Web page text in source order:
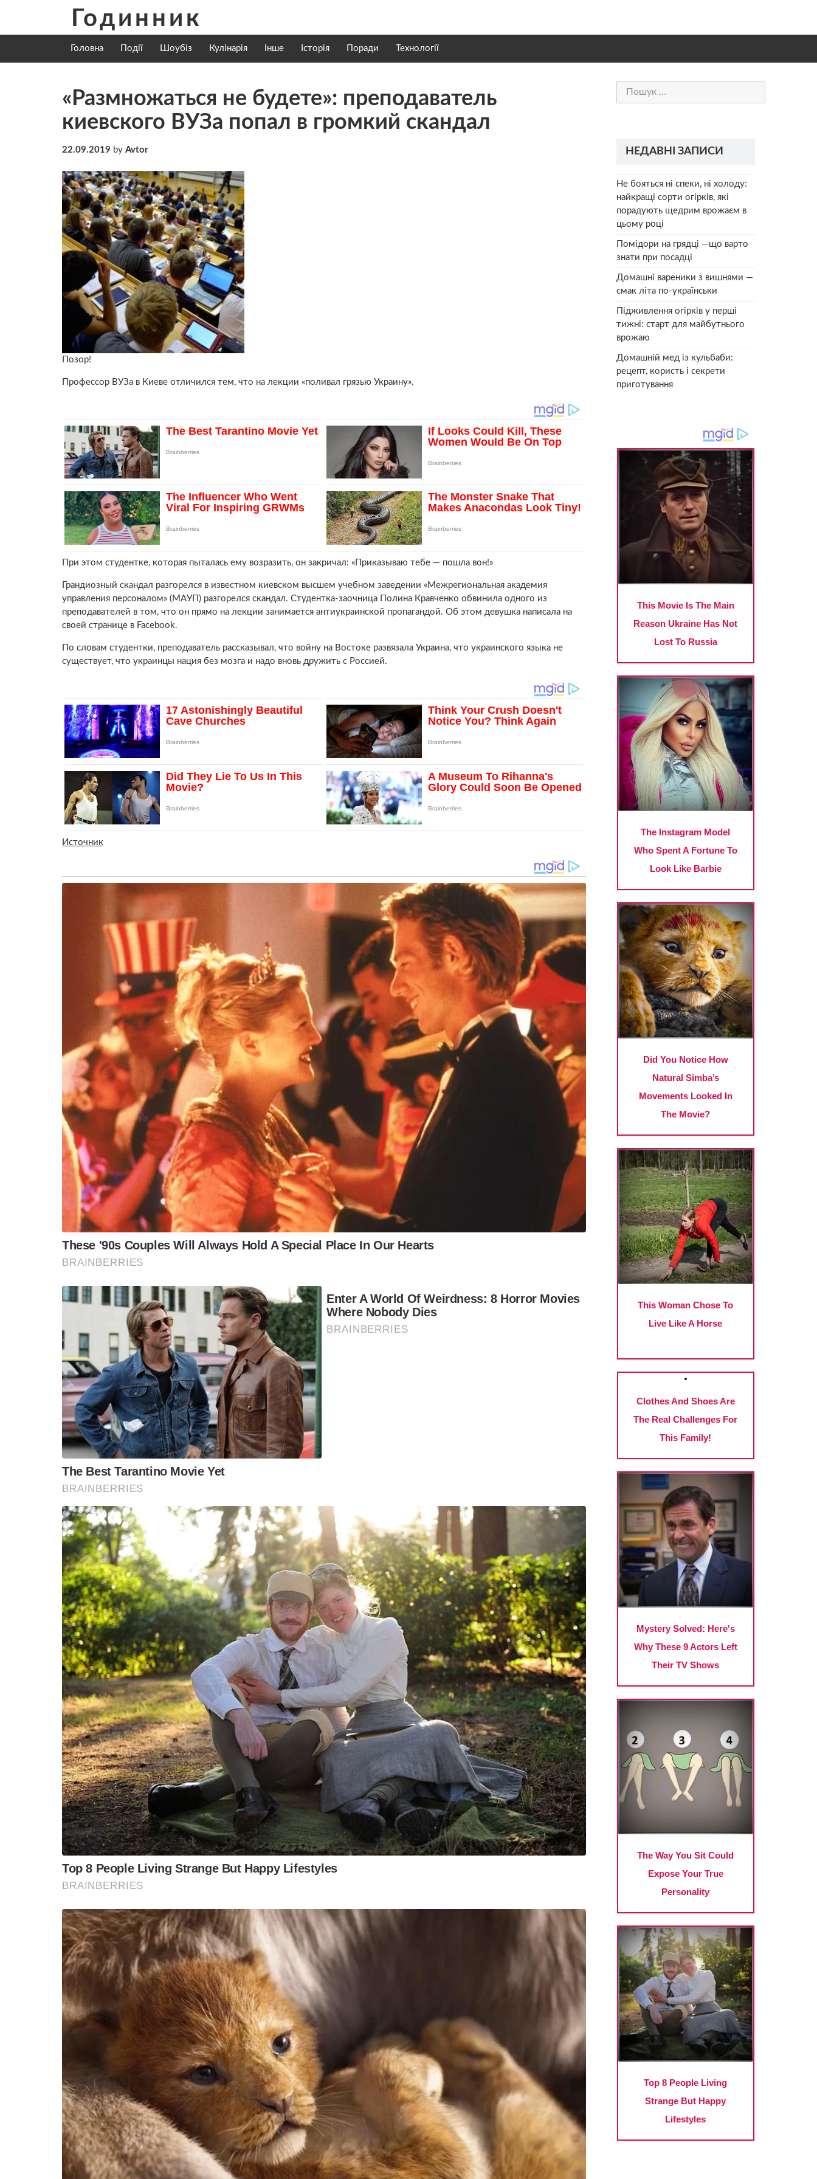
content
Годинник
Головна Події Шоубіз Кулінарія Інше Історія Поради Технології
«Размножаться не будете»: преподаватель
киевского ВУЗа попал в громкий скандал
22.09.2019 by Avtor
Позор!
Профессор ВУЗа в Киеве отличился тем, что на лекции «поливал грязью Украину».
При этом студентке, которая пыталась ему возразить, он закричал: «Приказываю тебе — пошла вон!»
Грандиозный скандал разгорелся в известном киевском высшем учебном заведении «Межрегиональная академия
управления персоналом» (МАУП) разгорелся скандал. Студентка-заочница Полина Кравченко обвинила одного из
преподавателей в том, что он прямо на лекции занимается антиукраинской пропагандой. Об этом девушка написала на
своей странице в Facebook.
По словам студентки, преподаватель рассказывал, что войну на Востоке развязала Украина, что украинского языка не
существует, что украинцы нация без мозга и надо вновь дружить с Россией.
Источник
Пошук:
НЕДАВНІ ЗАПИСИ
Не бояться ні спеки, ні холоду:
найкращі сорти огірків, які
порадують щедрим врожаєм в
цьому році
Помідори на грядці —що варто
знати при посадці
Домашні вареники з вишнями —
смак літа по-українськи
Підживлення огірків у перші
тижні: старт для майбутнього
врожаю
Домашній мед із кульбаби:
рецепт, користь і секрети
приготування